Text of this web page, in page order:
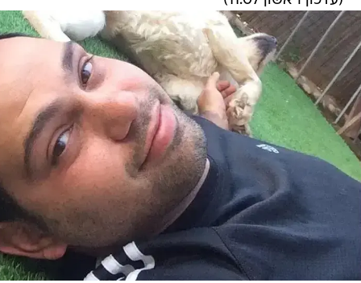
אמיר מדזונסקי. מת לפני כשלושה שבועות בהתנגשות
מערכת וואלה, ללא קרדיט